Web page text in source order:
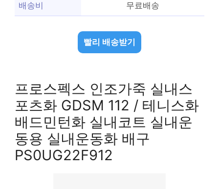
배송비 무료배송
빨리 배송받기
프로스펙스 인조가죽 실내스
포츠화 GDSM 112 / 테니스화
배드민턴화 실내코트 실내운
동용 실내운동화 배구
PS0UG22F912